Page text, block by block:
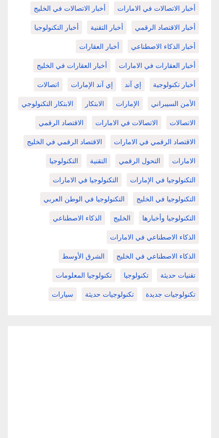
أخبار الاتصالات في الامارات أخبار الاتصالات في الخليج
أخبار الاقتصاد الرقمي أخبار التقنية أخبار التكنولوجيا
أخبار الذكاء الاصطناعي أخبار العقارات
أخبار العقارات في الامارات أخبار العقارات في الخليج
أخبار تكنولوجية إي آند إي آند الإمارات اتصالات
الأمن السيبراني الإمارات الابتكار الابتكار التكنولوجي
الاتصالات الاتصالات في الامارات الاقتصاد الرقمي
الاقتصاد الرقمي في الامارات الاقتصاد الرقمي في الخليج
الامارات التحول الرقمي التقنية التكنولوجيا
التكنولوجيا في الإمارات التكنولوجيا في الامارات
التكنولوجيا في الخليج التكنولوجيا في الوطن العربي
التكنولوجيا وأخبارها الخليج الذكاء الاصطناعي
الذكاء الاصطناعي في الامارات
الذكاء الاصطناعي في الخليج الشرق الأوسط
تقنيات حديثة تكنولوجيا تكنولوجيا المعلومات
تكنولوجيات جديدة تكنولوجيات حديثة سيارات